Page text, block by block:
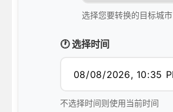
选择您要转换的目标城市
🕐 选择时间
不选择时间则使用当前时间